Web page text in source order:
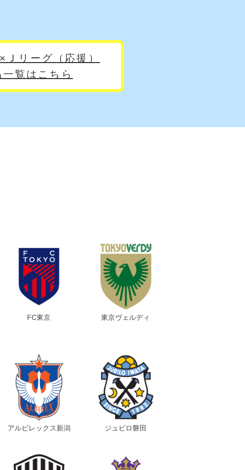
Ｊリーグ（応援）
一覧はこちら
FC東京 東京ヴェルディ
アルビレックス新潟 ジュビロ磐田